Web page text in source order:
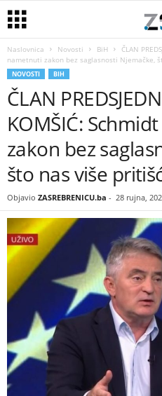
Naslovnica Novosti BiH
ČLAN
nametnuti zakon bez saglasnosti Njemačke,
NOVOSTI BIH
ČLAN
KOMŠIĆ:
zakon bez
što nas više
Objavio ZASREBRENICU.ba - 28 rujna,